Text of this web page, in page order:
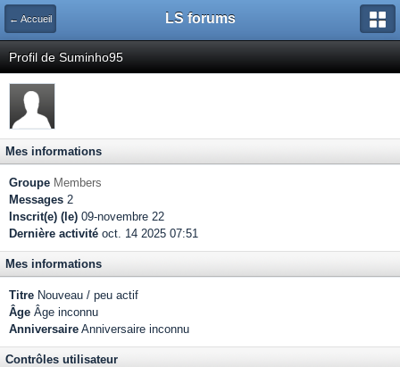
← Accueil LS forums
Profil de Suminho95
Mes informations
Groupe Members
Messages 2
Inscrit(e) (le) 09-novembre 22
Dernière activité oct. 14 2025 07:51
Mes informations
Titre Nouveau / peu actif
Âge Âge inconnu
Anniversaire Anniversaire inconnu
Contrôles utilisateur